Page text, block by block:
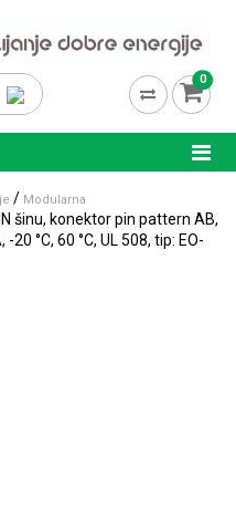
0
/ Modularna
šinu, konektor pin pattern AB,
20 °C, 60 °C, UL 508, tip: EO-